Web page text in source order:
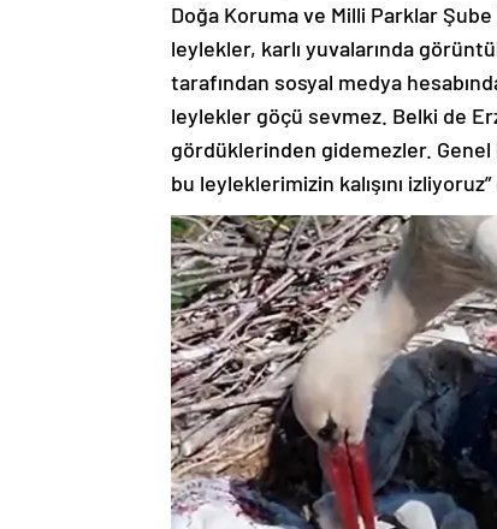
Doğa Koruma ve Milli Parklar Şube
leylekler, karlı yuvalarında
tarafından sosyal medya
leylekler göçü sevmez. Belki de
gördüklerinden gidemezler.
bu leyleklerimizin kalışını